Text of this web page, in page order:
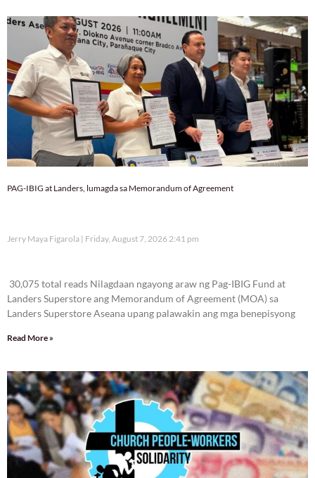
PAG-IBIG at Landers, lumagda sa Memorandum of Agreement
Jerry Maya Figarola Friday, August 7, 2026 2:41 pm
30,075 total reads Nilagdaan ngayong araw ng Pag-IBIG Fund at
Landers Superstore ang Memorandum of Agreement (MOA) sa
Landers Superstore Aseana upang palawakin ang mga benepisyong
Read More »